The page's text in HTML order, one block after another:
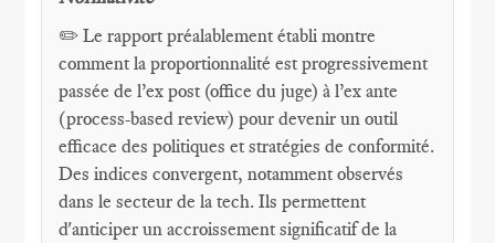
✏️ Le rapport préalablement établi montre
comment la proportionnalité est progressivement
passée de l’ex post (office du juge) à l’ex ante
(process-based review) pour devenir un outil
efficace des politiques et stratégies de conformité.
Des indices convergent, notamment observés
dans le secteur de la tech. Ils permettent
d'anticiper un accroissement significatif de la